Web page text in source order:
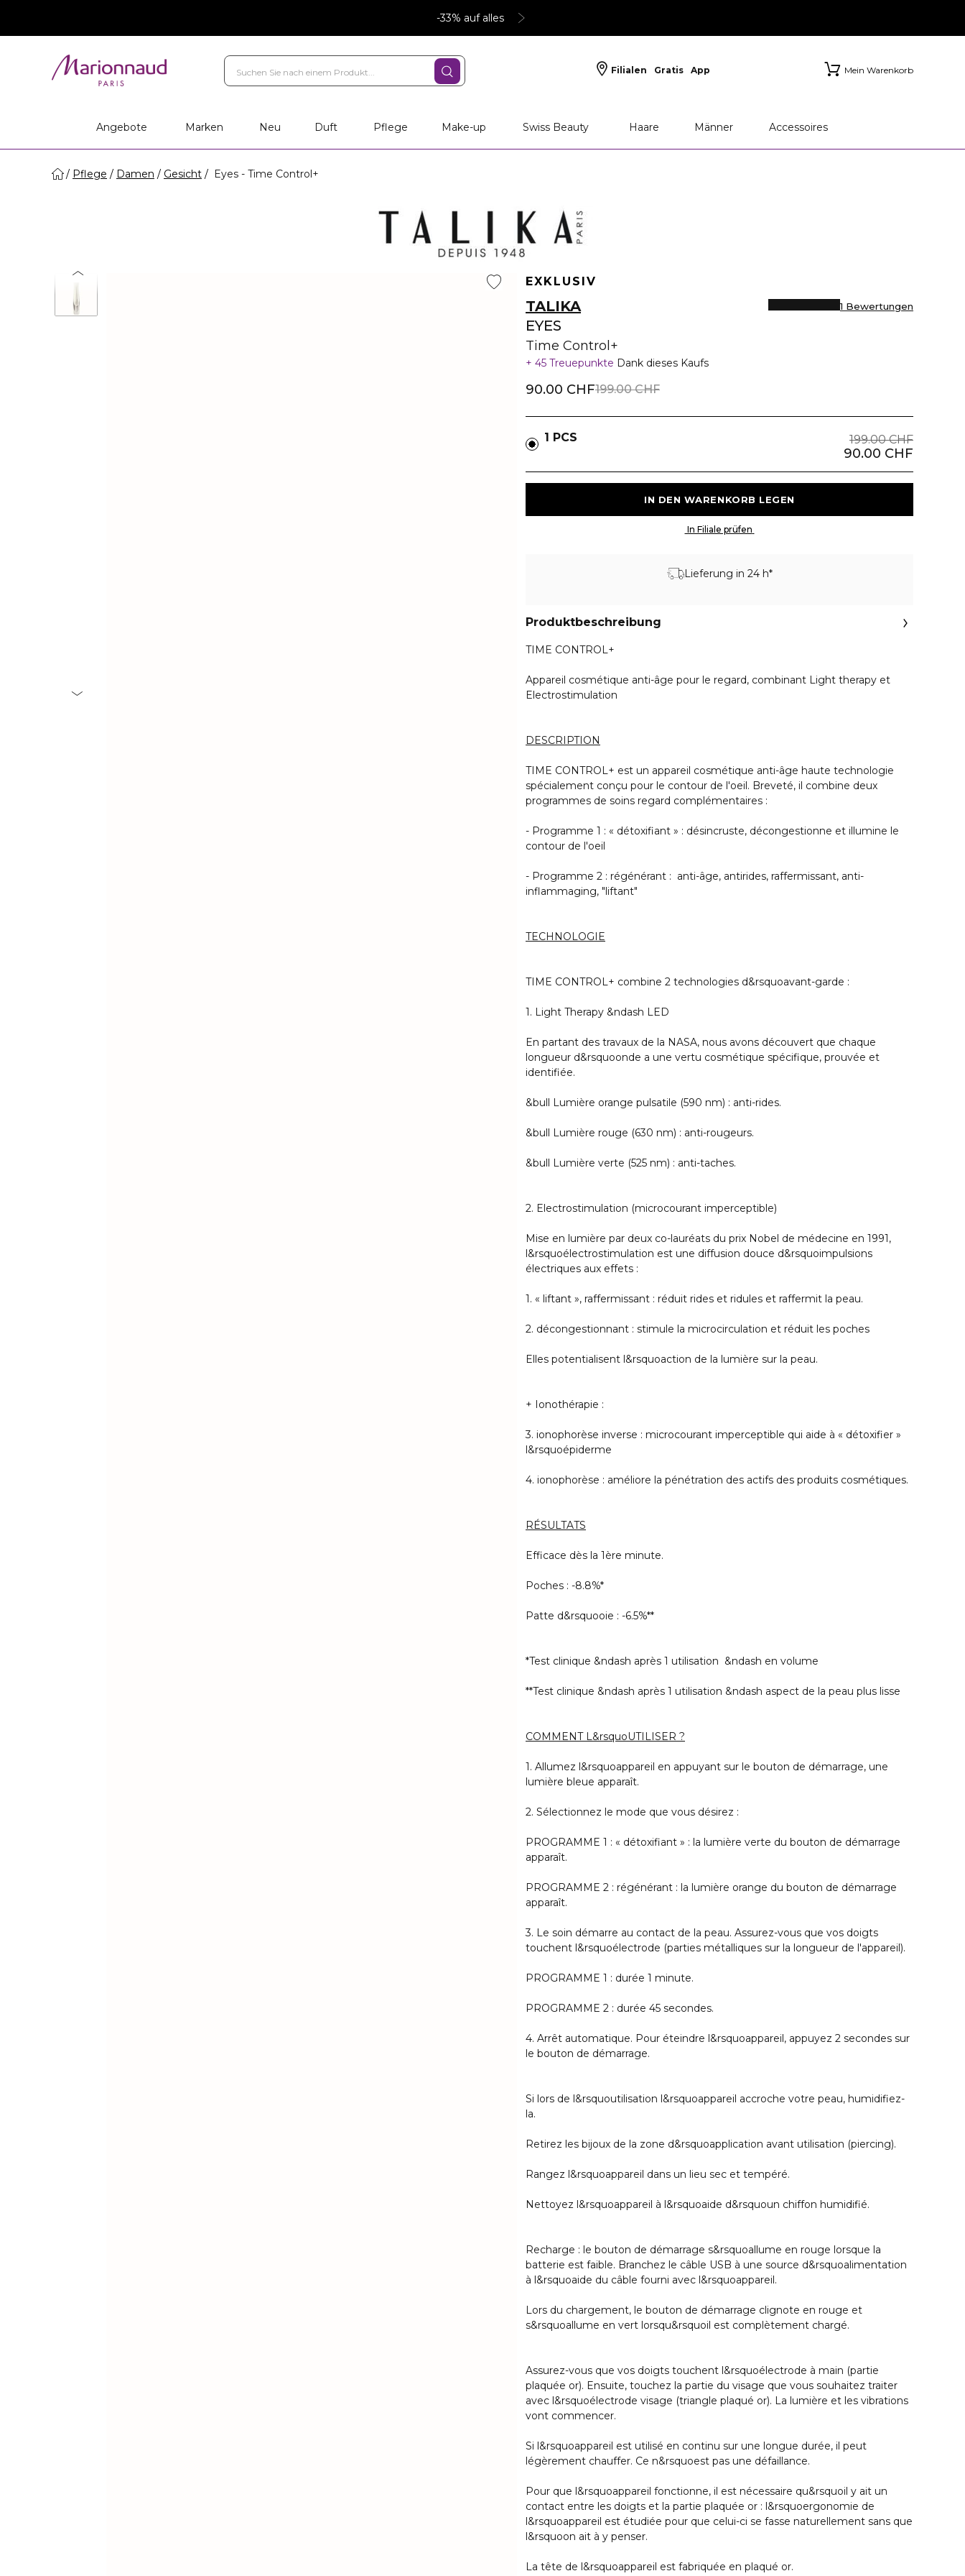
-33% auf alles
Filialen Gratis App Mein Warenkorb
Angebote Marken Neu Duft Pflege Make-up Swiss Beauty Haare Männer Accessoires
Pflege Damen Gesicht Eyes - Time Control+
EXKLUSIV
TALIKA
EYES
Time Control+
1 Bewertungen
45 Treuepunkte Dank dieses Kaufs
90.00 CHF199.00 CHF
1 PCS 199.00 CHF
90.00 CHF
Lieferung in 24 h*
Produktbeschreibung
TIME CONTROL+
Appareil cosmétique anti-âge pour le regard, combinant Light therapy et
Electrostimulation
DESCRIPTION
TIME CONTROL+ est un appareil cosmétique anti-âge haute technologie
spécialement conçu pour le contour de l'oeil. Breveté, il combine deux
programmes de soins regard complémentaires :
- Programme 1 : « détoxifiant » : désincruste, décongestionne et illumine le
contour de l'oeil
- Programme 2 : régénérant : anti-âge, antirides, raffermissant, anti-
inflammaging, "liftant"
TECHNOLOGIE
TIME CONTROL+ combine 2 technologies d&rsquoavant-garde :
1. Light Therapy &ndash LED
En partant des travaux de la NASA, nous avons découvert que chaque
longueur d&rsquoonde a une vertu cosmétique spécifique, prouvée et
identifiée.
&bull Lumière orange pulsatile (590 nm) : anti-rides.
&bull Lumière rouge (630 nm) : anti-rougeurs.
&bull Lumière verte (525 nm) : anti-taches.
2. Electrostimulation (microcourant imperceptible)
Mise en lumière par deux co-lauréats du prix Nobel de médecine en 1991,
l&rsquoélectrostimulation est une diffusion douce d&rsquoimpulsions
électriques aux effets :
1. « liftant », raffermissant : réduit rides et ridules et raffermit la peau.
2. décongestionnant : stimule la microcirculation et réduit les poches
Elles potentialisent l&rsquoaction de la lumière sur la peau.
+ Ionothérapie :
3. ionophorèse inverse : microcourant imperceptible qui aide à « détoxifier »
l&rsquoépiderme
4. ionophorèse : améliore la pénétration des actifs des produits cosmétiques.
RÉSULTATS
Efficace dès la 1ère minute.
Poches : -8.8%*
Patte d&rsquooie : -6.5%**
*Test clinique &ndash après 1 utilisation &ndash en volume
**Test clinique &ndash après 1 utilisation &ndash aspect de la peau plus lisse
COMMENT L&rsquoUTILISER ?
1. Allumez l&rsquoappareil en appuyant sur le bouton de démarrage, une
lumière bleue apparaît.
2. Sélectionnez le mode que vous désirez :
PROGRAMME 1 : « détoxifiant » : la lumière verte du bouton de démarrage
apparaît.
PROGRAMME 2 : régénérant : la lumière orange du bouton de démarrage
apparaît.
3. Le soin démarre au contact de la peau. Assurez-vous que vos doigts
touchent l&rsquoélectrode (parties métalliques sur la longueur de l'appareil).
PROGRAMME 1 : durée 1 minute.
PROGRAMME 2 : durée 45 secondes.
4. Arrêt automatique. Pour éteindre l&rsquoappareil, appuyez 2 secondes sur
le bouton de démarrage.
Si lors de l&rsquoutilisation l&rsquoappareil accroche votre peau, humidifiez-
la.
Retirez les bijoux de la zone d&rsquoapplication avant utilisation (piercing).
Rangez l&rsquoappareil dans un lieu sec et tempéré.
Nettoyez l&rsquoappareil à l&rsquoaide d&rsquoun chiffon humidifié.
Recharge : le bouton de démarrage s&rsquoallume en rouge lorsque la
batterie est faible. Branchez le câble USB à une source d&rsquoalimentation
à l&rsquoaide du câble fourni avec l&rsquoappareil.
Lors du chargement, le bouton de démarrage clignote en rouge et
s&rsquoallume en vert lorsqu&rsquoil est complètement chargé.
Assurez-vous que vos doigts touchent l&rsquoélectrode à main (partie
plaquée or). Ensuite, touchez la partie du visage que vous souhaitez traiter
avec l&rsquoélectrode visage (triangle plaqué or). La lumière et les vibrations
vont commencer.
Si l&rsquoappareil est utilisé en continu sur une longue durée, il peut
légèrement chauffer. Ce n&rsquoest pas une défaillance.
Pour que l&rsquoappareil fonctionne, il est nécessaire qu&rsquoil y ait un
contact entre les doigts et la partie plaquée or : l&rsquoergonomie de
l&rsquoappareil est étudiée pour que celui-ci se fasse naturellement sans que
l&rsquoon ait à y penser.
La tête de l&rsquoappareil est fabriquée en plaqué or.